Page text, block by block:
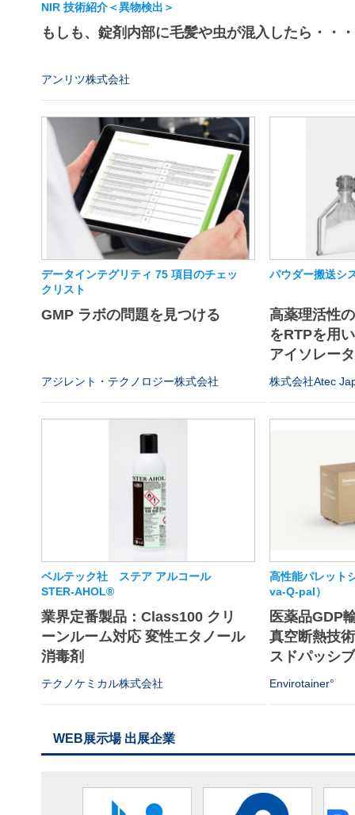
NIR 技術紹介＜異物検出＞
もしも、錠剤内部に毛髪や虫が混入したら・・・
アンリツ株式会社
データインテグリティ 75 項目のチェッ
クリスト
GMP ラボの問題を見つける
アジレント・テクノロジー株式会社
パウダー搬送シ
高薬理活性
をRTPを用
アイソレー
株式会社Atec
ベルテック社 ステア アルコール
STER-AHOL®
業界定番製品：Class100 クリ
ーンルーム対応 変性エタノール
消毒剤
テクノケミカル株式会社
高性能パレッ
va-Q-pal）
医薬品GDP
真空断熱技
スドパッシ
Envirotainer°
WEB展示場 出展企業